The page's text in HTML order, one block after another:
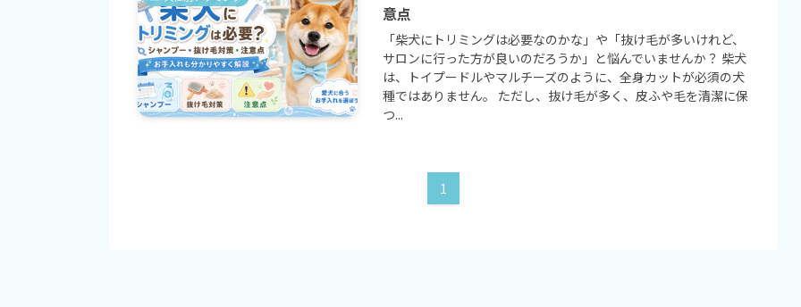
意点
「柴犬にトリミングは必要なのかな」や「抜け毛が多いけれど、
サロンに行った方が良いのだろうか」と悩んでいませんか？ 柴犬
は、トイプードルやマルチーズのように、全身カットが必須の犬
種ではありません。 ただし、抜け毛が多く、皮ふや毛を清潔に保
つ...
1